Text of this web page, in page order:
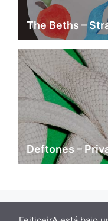
The Beths –
Deftones –